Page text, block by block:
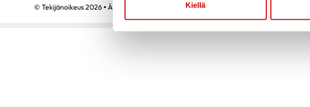
Kiellä
© Tekijänoikeus 2026 • Ääneseudun sydänyhdistys ry • Kaikki oikeudet pidätetään.